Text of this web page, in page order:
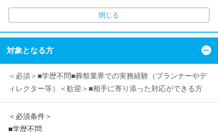
閉じる
対象となる方
＜必須＞■学歴不問■葬祭業界での実務経験（プランナーやデ
ィレクター等）＜歓迎＞■相手に寄り添った対応ができる方
＜必須条件＞
■学歴不問